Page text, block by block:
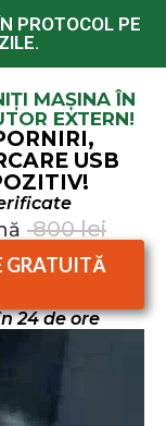
PROTOCOL PE
MAȘINA ÎN
EXTERN!
USB
800 lei
GRATUITĂ
24 de ore